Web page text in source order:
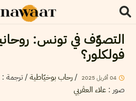
التصوّف في تونس:
فولكلور؟
04أفريل 2025
/رحاب بوخيّاطية/ ترجمة :
صور : علاء العڤربي